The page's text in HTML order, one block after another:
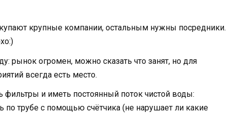
крупные компании, остальным нужны посредники.
рынок огромен, можно сказать что занят, но для
всегда есть место.
фильтры и иметь постоянный поток чистой воды:
по трубе с помощью счётчика (не нарушает ли какие